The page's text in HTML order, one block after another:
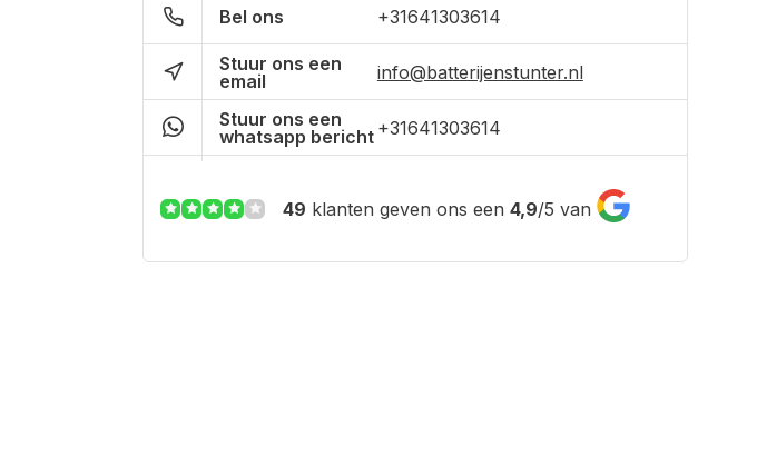
Bel ons +31641303614
Stuur ons een
email
info@batterijenstunter.nl
Stuur ons een
whatsapp bericht +31641303614
49 klanten geven ons een 4,9/5 van